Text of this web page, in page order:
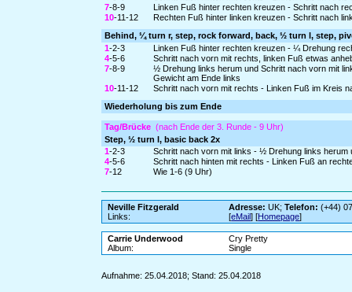
7-8-9
Linken Fuß hinter rechten kreuzen - Schritt nach
10-11-12
Rechten Fuß hinter linken kreuzen - Schritt nach
Behind, ¼ turn r, step, rock forward, back, ½ turn l, step,
1-2-3
Linken Fuß hinter rechten kreuzen - ¼ Drehung
4-5-6
Schritt nach vorn mit rechts, linken Fuß etwas
7-8-9
½ Drehung links herum und Schritt nach vorn mit
Gewicht am Ende links
10-11-12
Schritt nach vorn mit rechts - Linken Fuß im Kreis
Wiederholung bis zum Ende
Tag/Brücke (nach Ende der 3. Runde - 9 Uhr)
Step, ½ turn l, basic back 2x
1-2-3
Schritt nach vorn mit links - ½ Drehung links
4-5-6
Schritt nach hinten mit rechts - Linken Fuß an
7-12 Wie 1-6 (9 Uhr)
Neville Fitzgerald Adresse: UK;Telefon: (+44)
Links:
[eMail] [Homepage]
Carrie Underwood
Cry Pretty
Album:
Single
Aufnahme: 25.04.2018; Stand: 25.04.2018